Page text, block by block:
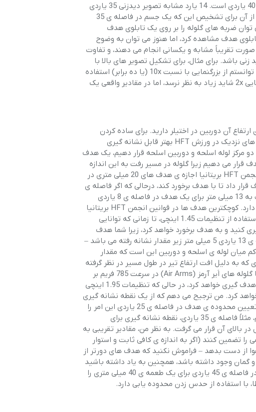
8 تا 10 یارد معادل یا مشابه تصویر دید زنی 45 یاردی است. 12 یارد مشابه تصویر دیدزنی 40 یاردی است. 14 یارد مشابه تصویر دیدزنی 35 یاردی
است. 17 تا 30 یارد به صورت کاملاً واضح است. 35 یارد کمی تار و ناواضح است که می توان از آن برای تشخیص این که یک جسم در فاصله ی 35
مقداری ناچیز تار اما هنوز می توان ضربه های گلوله را بر روی یک تابلوی هدف
یک تابلوی هدف مشاهده کرد، اما هنوز می توان به وضوح
تقریباً مشابه و یکسانی انجام می دهند، و تفاوت
باشد. برای مثال، برای تشکیل تصویر های بالا با
استفاده از مدل هاوک پرو ستاک (Hawke Pro Stalk) (که خودم آنرا خیلی پیشنهاد می کنم)، توانستم از بزرگنمایی با نسبت 10x (یا ده برابر) استفاده
کنم، که همین نسبت برای مدل هاوک اِس آر سیکس (Hawke SR6) برابر 12x بود. یک بزرگنمایی 2x شاید زیاد به نظر نرسد، اما در مقادیر واقعی یک
آن دوربین در اختیلر دارید. برای ساده کردن
هرچه بیشتر این مسأله، هرچه دوربین را نزدیکتر به لوله ی اسلحه قرار دهید، تضعیف کننده های نزدیک در ورزش HFT بهتر قابل نشانه گیری
توضیح دهم – اگر یک فاصله ی بزرگ به اندازه ی 1.95 اینچ بین دو مرکز لوله اسلحه و دوربین اسلحه قرار دهیم، یک هدف
متر (فاصله ای که بالاتر از هدف قرار می دهیم زیرا گلوله در مسیر رفت به این اندازه
افت خواهد کرد) برای یک محدوده 25 یاردی با تغییرات شیب صفر لازم خواهد بود. قوانین انجمن HFT بریتانیا اجازه ی هدف های 20 میلی متری در
قرار داد تا با هدف برخورد کند، درحالی که اگر فاصله ی
ذکر شده به 1.45 اینچ کاهش یابد، بیشترین مقدار فاصله برای در نظر گرفتن افت مسیر رفت به 13 میلی متر برای یک هدف در فاصله ی 8 یاردی
کاهش خواهد یافت – در این حالت هنوز قابلیت هدف گیری گوشه ی بالای طعمه نیز وجود دارد. کوچکترین هدف ها در قوانین انجمن HFT بریتانیا
برابر 15 میلی متر بوده و امکان قرار گیری آنها در فواصل میان 13 تا 25 یارد نیز وجود دارد. استفاده از تنظیمات 1.45 اینچی، تا زمانی که توانایی
گیری کنید و به هدف برخورد خواهد کرد، زیرا شما هدف
خود را در فاصله ی 25 یاردی نشانه گیری و شناسایی کرده اید و نقطه برخورد گلوله در فاصله ی 13 یاردی 5 میلی متر زیر مقدار نشانه رفته می باشد –
از ارتفاع کم میان لوله ی اسلحه و دوربین این است که مقدار
به دلیل افت ارتفاع تیر در طول مسیر در نظر گرفته
می شود) برای مسافت های دورتر، بیشتر می باشد.هنگام استفاده از تنظیمات 1.45 اینچی با گلوله های اَیر آرمز (Air Arms) در سرعت 785 فریم بر
ثانیه، اولین تراز واحد میل در زیر نقطه ی مرکزی صفحه ی دوربین تقریباً فاصله 41 یاردی را هدف گیری خواهد کرد، در حالی که تنظیمات 1.95 اینچی
خواهد کرد. من ترجیح می دهم که از یک نقطه نشانه گیری
معین و مشخص برای کوچکترین هدف ها استفاده شود، که استفاده از یک نشانه گیری برای تعیین محدوده ی هدف در فاصله ی 25 یاردی این امر را
برای من میسر می کند. اگر از یک نشانه گیری سنتی تر برای تعیین محدوده استفاده می کردم، مثلاً فاصله ی 35 یاردی، نقطه نشانه گیری برای
بالای آن قرار می گرفت. به نظر من، مقادیر تقریبی به
تضمین کنند (اگر به اندازه ی کافی ثابت و استوار
از دست بدهد – فراموش نکنید که هدف های دورتر از
برای خطا یا حدث و گمان وجود داشته باشد، همچنین به یاد داشته باشید
که یک صفحه ی تراز بندی استاندارد دوربین اسلحه توانایی تنظیم تیر به روش خیز به خیز در فاصله ی 45 یاردی برای یک طعمه ی 40 میلی متری را
با استفاده از حدس زدن محدوده یابی دارد.